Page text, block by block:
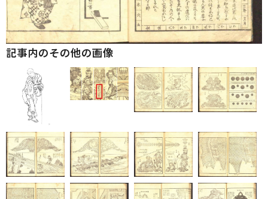
記事内のその他の画像